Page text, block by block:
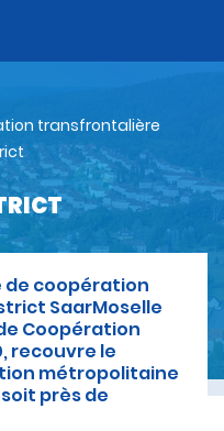
transfrontalière
coopération
SaarMoselle
Coopération
recouvre le
métropolitaine
près de